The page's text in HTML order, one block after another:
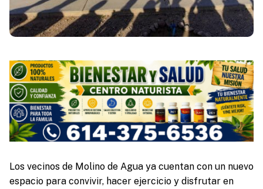
Los vecinos de Molino de Agua ya cuentan con un nuevo
espacio para convivir, hacer ejercicio y disfrutar en